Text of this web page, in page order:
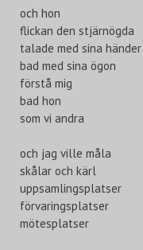
och hon
flickan den stjärnögda
talade med sina händer
bad med sina ögon
förstå mig
bad hon
som vi andra
och jag ville måla
skålar och kärl
uppsamlingsplatser
förvaringsplatser
mötesplatser